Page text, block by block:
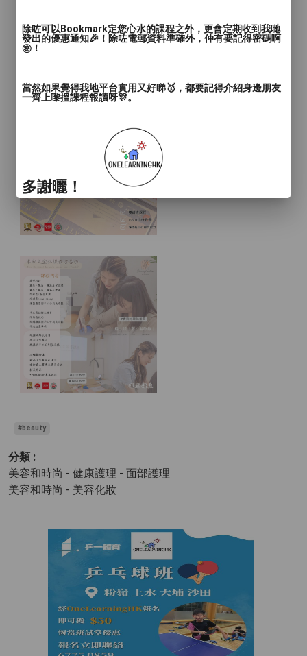
#beauty
分類 :
美容和時尚 - 健康護理 - 面部護理
美容和時尚 - 美容化妝
除咗可以Bookmark定您心水的課程之外，更會定期收到我哋
發出的優惠通知🎉！除咗電郵資料準確外，仲有要記得密碼啊
㊙️！
當然如果覺得我地平台實用又好睇🥇，都要記得介紹身邊朋友
一齊上嚟搵課程報讀呀🎊。
多謝曬！